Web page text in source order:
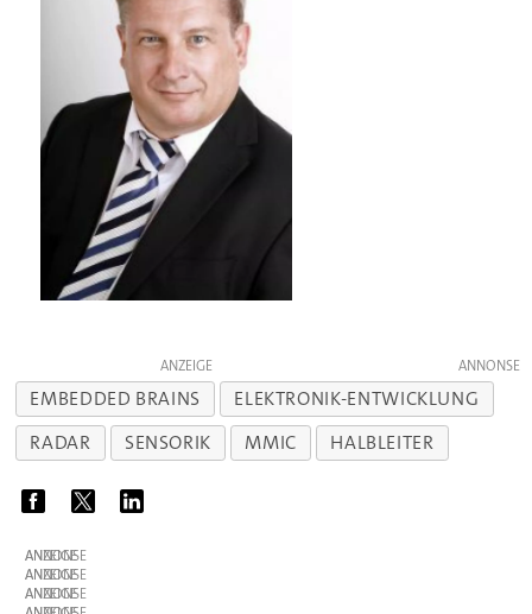
ANZEIGE
EMBEDDED BRAINS
ELEKTRONIK-ENTWICKLUNG
RADAR
SENSORIK MMIC HALBLEITER
ANZEIGE
ANZEIGE
ANZEIGE